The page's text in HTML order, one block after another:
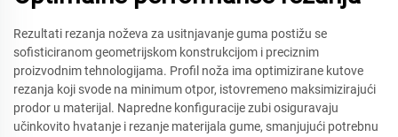
Rezultati rezanja noževa za usitnjavanje guma postižu se
sofisticiranom geometrijskom konstrukcijom i preciznim
proizvodnim tehnologijama. Profil noža ima optimizirane kutove
rezanja koji svode na minimum otpor, istovremeno maksimizirajući
prodor u materijal. Napredne konfiguracije zubi osiguravaju
učinkovito hvatanje i rezanje materijala gume, smanjujući potrebnu